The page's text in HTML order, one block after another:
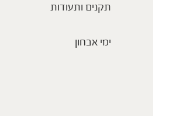
תקנים ותעודות
ימי אבחון